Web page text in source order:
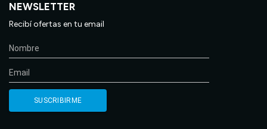
NEWSLETTER
Recibí ofertas en tu email